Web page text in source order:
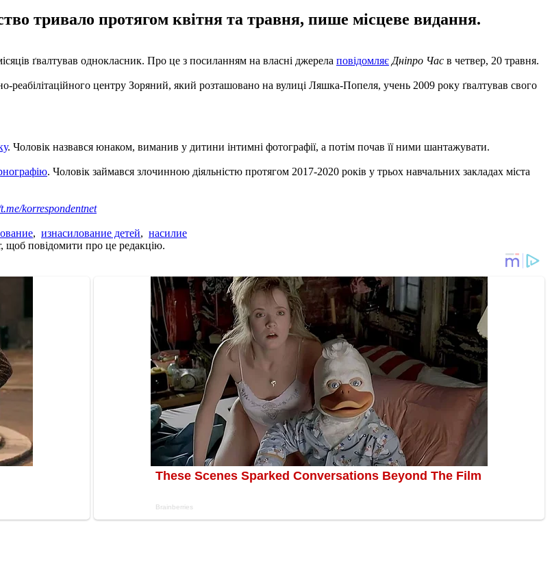
тривало протягом квітня та травня, пише місцеве видання.
ґвалтував однокласник. Про це з посиланням на власні джерела повідомляє Дніпро Час в четвер, 20 травня.
реабілітаційного центру Зоряний, який розташовано на вулиці Ляшка-Попеля, учень 2009 року ґвалтував свого
. Чоловік назвався юнаком, виманив у дитини інтимні фотографії, а потім почав її ними шантажувати.
. Чоловік займався злочинною діяльністю протягом 2017-2020 років у трьох навчальних закладах міста
korrespondentnet
, изнасилование детей, насилие
щоб повідомити про це редакцію.